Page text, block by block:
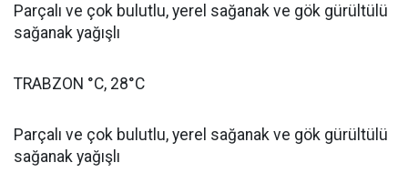
Parçalı ve çok bulutlu, yerel sağanak ve gök gürültülü
sağanak yağışlı
TRABZON °C, 28°C
Parçalı ve çok bulutlu, yerel sağanak ve gök gürültülü
sağanak yağışlı